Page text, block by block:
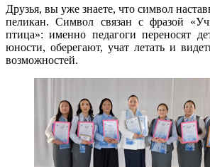
Друзья, вы уже знаете, что символ
пеликан. Символ связан с фразой
птица»: именно педагоги переносят
юности, оберегают, учат летать и
возможностей.